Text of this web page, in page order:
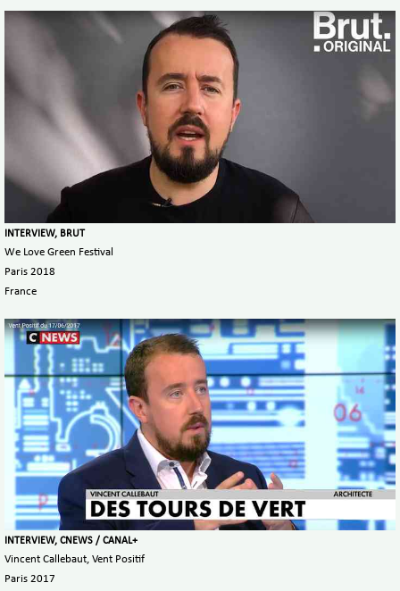
INTERVIEW, BRUT
We Love Green Festival
Paris 2018
France
INTERVIEW, CNEWS / CANAL+
Vincent Callebaut, Vent Positif
Paris 2017